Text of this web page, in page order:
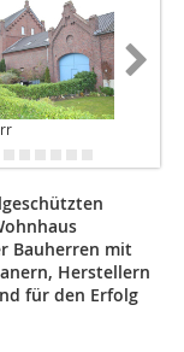
Bauherren mit
Herstellern
für den Erfolg